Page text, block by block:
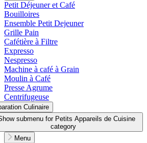
Petit Déjeuner et Café
Bouilloires
Ensemble Petit Dejeuner
Grille Pain
Cafétière à Filtre
Expresso
Nespresso
Machine à café à Grain
Moulin à Café
Presse Agrume
Centrifugeuse
Culinaire
submenu for Petits Appareils de Cuisine
category
Menu